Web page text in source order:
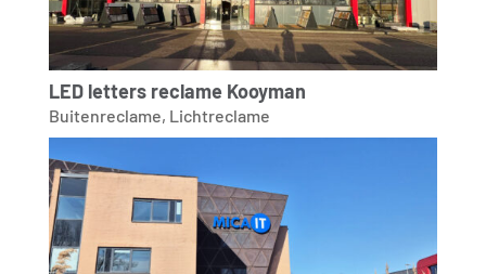
LED letters reclame Kooyman
Buitenreclame, Lichtreclame